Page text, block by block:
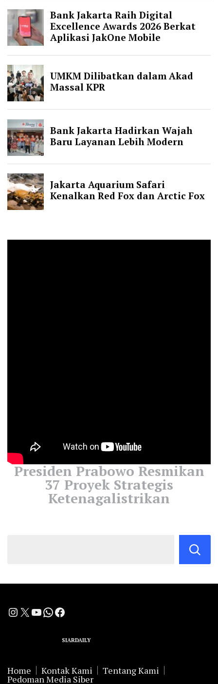
Presiden Prabowo Resmikan
37 Proyek Strategis
Ketenagalistrikan
Instagram
X YouTube
WhatsApp
Facebook
SIARDAILY
Home Kontak Kami Tentang Kami
Pedoman Media Siber